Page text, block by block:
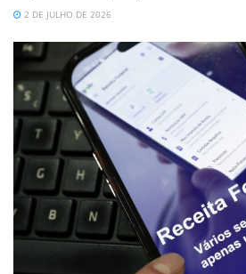
2 DE JULHO DE 2026